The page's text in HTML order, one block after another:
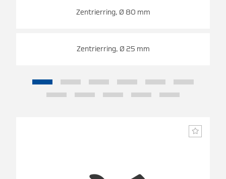
Zentrierring, Ø 80 mm
Zentrierring, Ø 25 mm